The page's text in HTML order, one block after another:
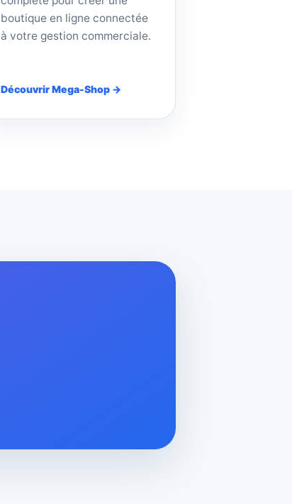
boutique en ligne connectée
à votre gestion commerciale.
Découvrir Mega-Shop →